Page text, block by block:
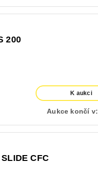
200
K aukci
Aukce končí v:
CFC